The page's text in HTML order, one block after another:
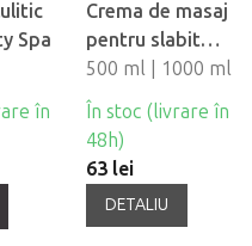
Spa
în
Crema de masaj
pentru slabit
Sara Beauty Spa
- Thermo Chili
500 ml | 1000 ml
În stoc (livrare în
48h)
63 lei
DETALIU